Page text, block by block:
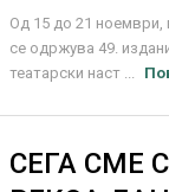
Од 15 до 21 ноември,
се одржува 49.
театарски наст ...
СЕГА СМЕ